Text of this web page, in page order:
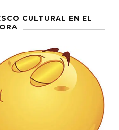
CULTURAL EN EL